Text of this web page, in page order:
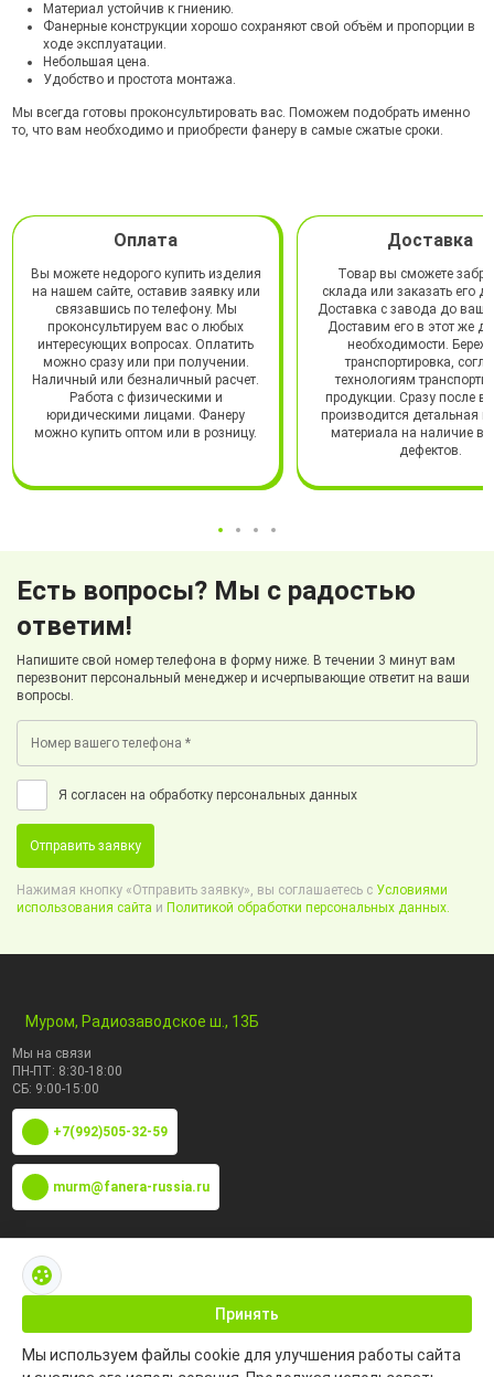
Материал устойчив к гниению.
Фанерные конструкции хорошо сохраняют свой объём и пропорции в
ходе эксплуатации.
Небольшая цена.
Удобство и простота монтажа.
Мы всегда готовы проконсультировать вас. Поможем подобрать именно
то, что вам необходимо и приобрести фанеру в самые сжатые сроки.
Оплата
Вы можете недорого купить изделия
на нашем сайте, оставив заявку или
связавшись по телефону. Мы
проконсультируем вас о любых
интересующих вопросах. Оплатить
можно сразу или при получении.
Наличный или безналичный расчет.
Работа с физическими и
юридическими лицами. Фанеру
можно купить оптом или в розницу.
Доставка
Товар вы сможете
склада или заказать его
Доставка с завода до
Доставим его в этот же
необходимости.
транспортировка,
технологиям
продукции. Сразу после
производится детальная
материала на наличие
дефектов.
Есть вопросы? Мы с радостью
ответим!
Напишите свой номер телефона в форму ниже. В течении 3 минут вам
перезвонит персональный менеджер и исчерпывающие ответит на ваши
вопросы.
Я согласен на обработку персональных данных
Отправить заявку
Нажимая кнопку «Отправить заявку», вы соглашаетесь с Условиями
использования сайта и Политикой обработки персональных данных.
Мы используем файлы cookie для улучшения работы сайта
Принять
Муром, Радиозаводское ш., 13Б
Мы на связи
ПН-ПТ: 8:30-18:00
СБ: 9:00-15:00
+7(992)505-32-59
murm@fanera-russia.ru
По маркам
Каталог по сфере применения
Информация